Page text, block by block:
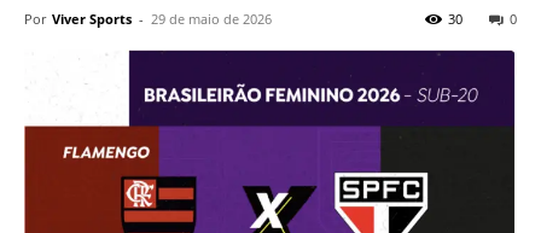
Por Viver Sports - 29 de maio de 2026 0
30